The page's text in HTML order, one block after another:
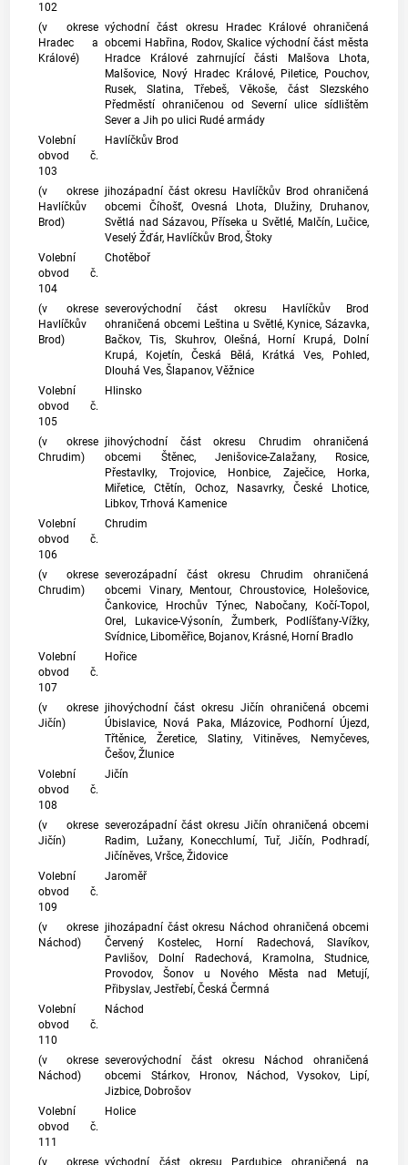
102
(v okrese
Hradec a
Králové)
východní část okresu Hradec Králové ohraničená
obcemi Habřina, Rodov, Skalice východní část města
Hradce Králové zahrnující části Malšova Lhota,
Malšovice, Nový Hradec Králové, Piletice, Pouchov,
Rusek, Slatina, Třebeš, Věkoše, část Slezského
Předměstí ohraničenou od Severní ulice sídlištěm
Sever a Jih po ulici Rudé armády
Volební
obvod č.
103
Havlíčkův Brod
(v okrese
Havlíčkův
Brod)
jihozápadní část okresu Havlíčkův Brod ohraničená
obcemi Číhošť, Ovesná Lhota, Dlužiny, Druhanov,
Světlá nad Sázavou, Příseka u Světlé, Malčín, Lučice,
Veselý Žďár, Havlíčkův Brod, Štoky
Volební
obvod č.
104
Chotěboř
(v okrese
Havlíčkův
Brod)
severovýchodní část okresu Havlíčkův Brod
ohraničená obcemi Leština u Světlé, Kynice, Sázavka,
Bačkov, Tis, Skuhrov, Olešná, Horní Krupá, Dolní
Krupá, Kojetín, Česká Bělá, Krátká Ves, Pohled,
Dlouhá Ves, Šlapanov, Věžnice
Volební
obvod č.
105
Hlinsko
(v okrese
Chrudim)
jihovýchodní část okresu Chrudim ohraničená
obcemi Štěnec, Jenišovice-Zalažany, Rosice,
Přestavlky, Trojovice, Honbice, Zaječice, Horka,
Miřetice, Ctětín, Ochoz, Nasavrky, České Lhotice,
Libkov, Trhová Kamenice
Volební
obvod č.
106
Chrudim
(v okrese
Chrudim)
severozápadní část okresu Chrudim ohraničená
obcemi Vinary, Mentour, Chroustovice, Holešovice,
Čankovice, Hrochův Týnec, Nabočany, Kočí-Topol,
Orel, Lukavice-Výsonín, Žumberk, Podlíšťany-Vížky,
Svídnice, Liboměřice, Bojanov, Krásné, Horní Bradlo
Volební
obvod č.
107
Hořice
(v okrese
Jičín)
jihovýchodní část okresu Jičín ohraničená obcemi
Úbislavice, Nová Paka, Mlázovice, Podhorní Újezd,
Třtěnice, Žeretice, Slatiny, Vitiněves, Nemyčeves,
Češov, Žlunice
Volební
obvod č.
108
Jičín
(v okrese
Jičín)
severozápadní část okresu Jičín ohraničená obcemi
Radim, Lužany, Konecchlumí, Tuř, Jičín, Podhradí,
Jičíněves, Vršce, Židovice
Volební
obvod č.
109
Jaroměř
(v okrese
Náchod)
jihozápadní část okresu Náchod ohraničená obcemi
Červený Kostelec, Horní Radechová, Slavíkov,
Pavlišov, Dolní Radechová, Kramolna, Studnice,
Provodov, Šonov u Nového Města nad Metují,
Přibyslav, Jestřebí, Česká Čermná
Volební
obvod č.
110
Náchod
(v okrese
Náchod)
severovýchodní část okresu Náchod ohraničená
obcemi Stárkov, Hronov, Náchod, Vysokov, Lipí,
Jizbice, Dobrošov
Volební
obvod č.
111
Holice